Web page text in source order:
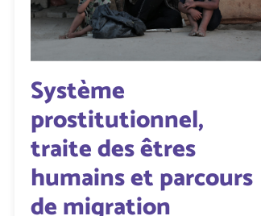
Système
prostitutionnel,
traite des êtres
humains et parcours
de migration